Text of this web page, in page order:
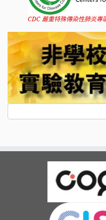
CDC 嚴重特殊傳染性肺炎專
尋
字: